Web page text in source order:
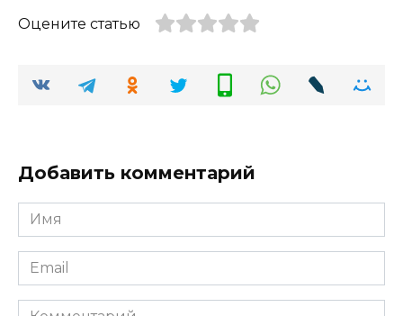
Оцените статью
Добавить комментарий
Имя
*
Email
*
Комментарий